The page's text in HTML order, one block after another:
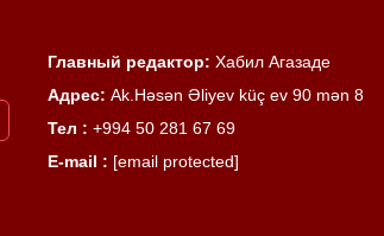
Главный редактор: Хабил Агазаде
Адрес: Ak.Həsən Əliyev küç ev 90 mən 8
Тел : +994 50 281 67 69
E-mail : [email protected]